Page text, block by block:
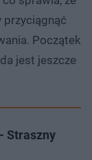
przyciągnąć
Początek
jest jeszcze
Straszny